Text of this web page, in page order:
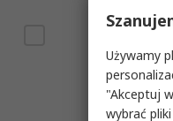
Używamy
"Akceptuj
wybrać